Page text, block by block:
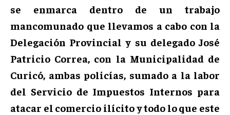
se enmarca dentro de un trabajo
mancomunado que llevamos a cabo con la
Delegación Provincial y su delegado José
Patricio Correa, con la Municipalidad de
Curicó, ambas policías, sumado a la labor
del Servicio de Impuestos Internos para
atacar el comercio ilícito y todo lo que este